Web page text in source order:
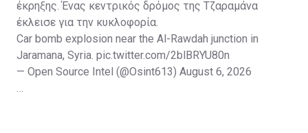
έκρηξης. Ένας κεντρικός δρόμος της Τζαραμάνα
έκλεισε για την κυκλοφορία.
Car bomb explosion near the Al-Rawdah junction in
Jaramana, Syria. pic.twitter.com/2blBRYU80n
— Open Source Intel (@Osint613) August 6, 2026